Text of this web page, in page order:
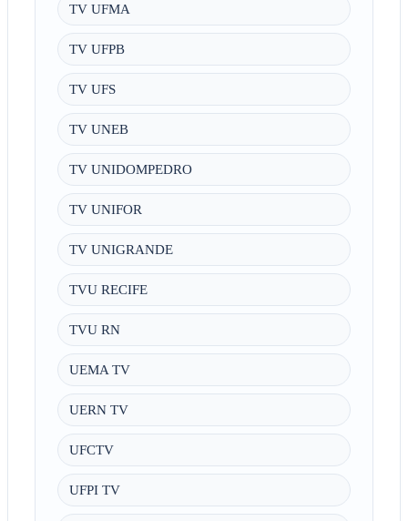
TV UFMA
TV UFPB
TV UFS
TV UNEB
TV UNIDOMPEDRO
TV UNIFOR
TV UNIGRANDE
TVU RECIFE
TVU RN
UEMA TV
UERN TV
UFCTV
UFPI TV